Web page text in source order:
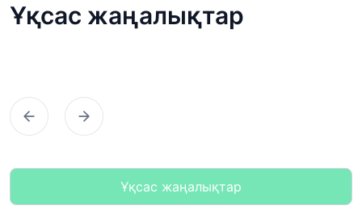
Ұқсас жаңалықтар
Предыдущий
Ұқсас жаңалықтар